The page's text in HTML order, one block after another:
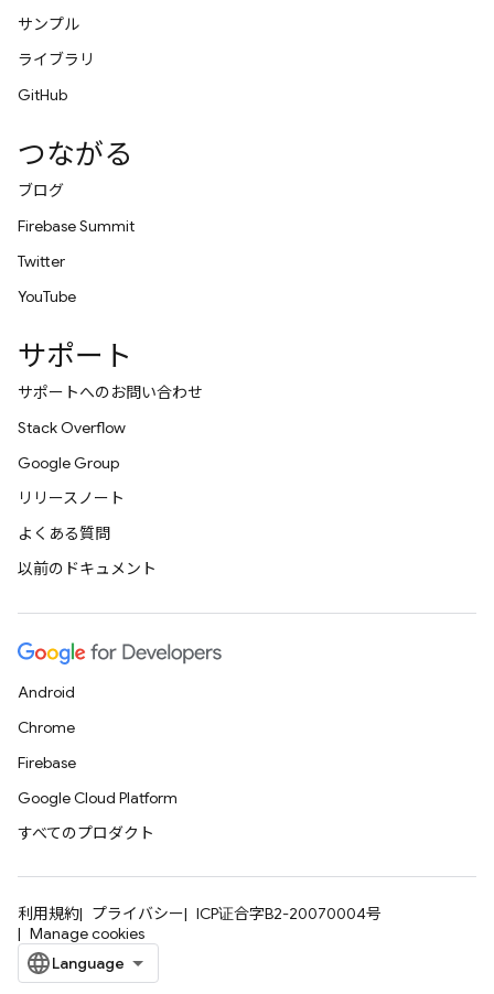
サンプル
ライブラリ
GitHub
つながる
ブログ
Firebase Summit
Twitter
YouTube
サポート
サポートへのお問い合わせ
Stack Overflow
Google Group
リリースノート
よくある質問
以前のドキュメント
Android
Chrome
Firebase
Google Cloud Platform
すべてのプロダクト
利用規約 プライバシー
ICP证合字B2-20070004号
Manage cookies